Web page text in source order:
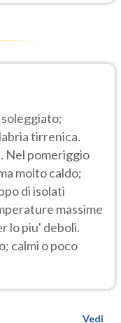
tirrenica.
Nel pomeriggio
molto caldo;
di isolati
massime
lo piu' deboli.
calmi o poco
Vedi